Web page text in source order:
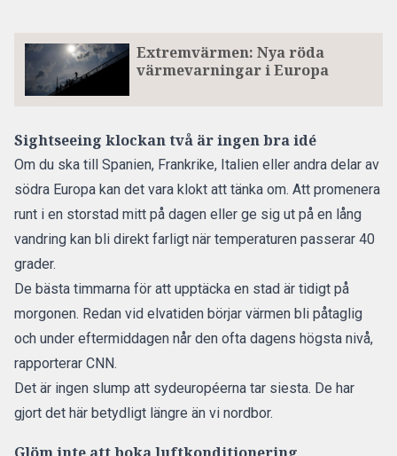
Extremvärmen: Nya röda
värmevarningar i Europa
Sightseeing klockan två är ingen bra idé
Om du ska till Spanien, Frankrike, Italien eller andra delar av
södra Europa kan det vara klokt att tänka om. Att promenera
runt i en storstad mitt på dagen eller ge sig ut på en lång
vandring kan bli direkt farligt när temperaturen passerar 40
grader.
De bästa timmarna för att upptäcka en stad är tidigt på
morgonen. Redan vid elvatiden börjar värmen bli påtaglig
och under eftermiddagen når den ofta dagens högsta nivå,
rapporterar CNN.
Det är ingen slump att sydeuropéerna tar siesta. De har
gjort det här betydligt längre än vi nordbor.